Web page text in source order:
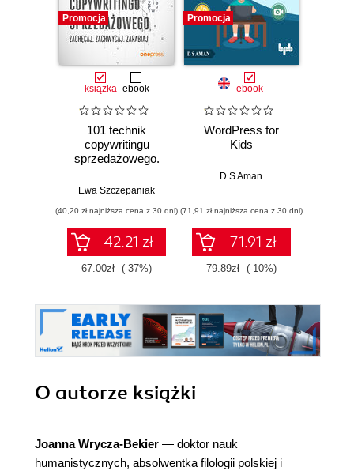
Promocja
książka ebook
101 technik
copywritingu
sprzedażowego.
Zachwycaj.
Ewa Szczepaniak
(40,20 zł najniższa cena z 30 dni)
42.21 zł
67.00zł (-37%)
Promocja
ebook
WordPress for
Kids
D.S Aman
(71,91 zł najniższa cena z 30 dni)
71.91 zł
79.89zł (-10%)
O autorze książki
Joanna Wrycza-Bekier — doktor nauk
humanistycznych, absolwentka filologii polskiej i